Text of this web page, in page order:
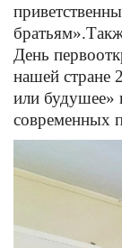
братьям».
День
нашей стране
или будушее»
современных